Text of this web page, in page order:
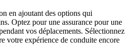
en ajoutant des options qui
Optez pour une assurance pour une
vos déplacements. Sélectionnez
votre expérience de conduite encore